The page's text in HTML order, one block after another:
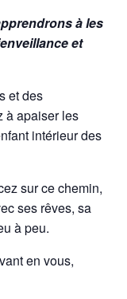
à les
et
et des
à apaiser les
intérieur des
sur ce chemin,
ses rêves, sa
à peu.
en vous,